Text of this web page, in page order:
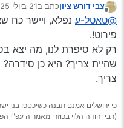
מנותק
צבי דורש ציוןכתב ב21 ביולי 2025, 5:27
נערך לאחרונה על
@טאטל-ע נפלא, ויישר כח
פירוט!.
רק לא סיפרת לנו, מה יצא
שהיית צריך? היא כן
צריך.
כי ירושלים אמנם תבנה כשיכספו בני
(רבי יהודה הלוי בכוזרי מאמר ה עפ"י